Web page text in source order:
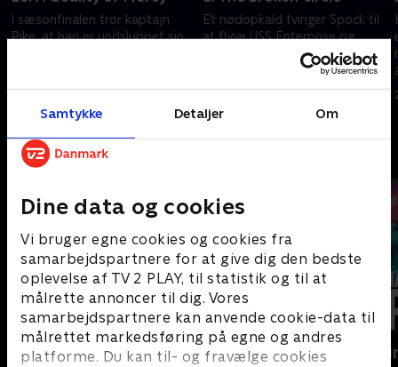
Samtykke Detaljer Om
Dine data og cookies
Vi bruger egne cookies og cookies fra
samarbejdspartnere for at give dig den bedste
oplevelse af TV 2 PLAY, til statistik og til at
målrette annoncer til dig. Vores
samarbejdspartnere kan anvende cookie-data til
målrettet markedsføring på egne og andres
platforme. Du kan til- og fravælge cookies
I sæsonfinalen tror kaptajn
Pike, at han er undsluppet sin
ham følgerne af hans
Et nødopkald tvinger Spock til
at flyve USS Enterprise og
besætningen ind i det
Andre så også
The Rainmaker Happy